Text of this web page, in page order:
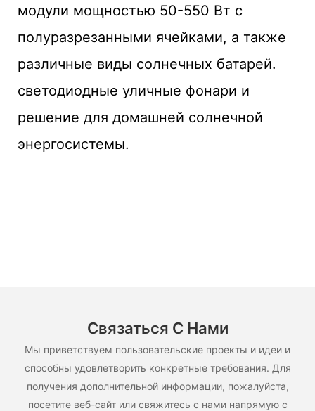
модули мощностью 50-550 Вт с
полуразрезанными ячейками, а также
различные виды солнечных батарей.
светодиодные уличные фонари и
решение для домашней солнечной
энергосистемы.
Связаться С Нами
Мы приветствуем пользовательские проекты и идеи и
способны удовлетворить конкретные требования. Для
получения дополнительной информации, пожалуйста,
посетите веб-сайт или свяжитесь с нами напрямую с